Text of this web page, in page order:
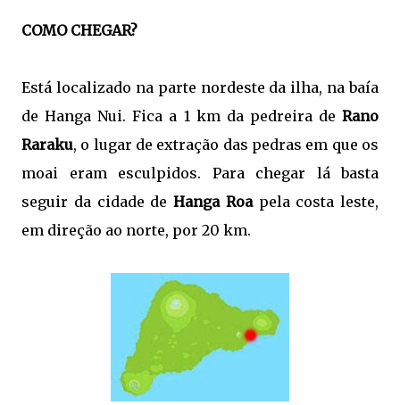
COMO CHEGAR?
Está localizado na parte nordeste da ilha, na baía
de Hanga Nui. Fica a 1 km da pedreira de Rano
Raraku, o lugar de extração das pedras em que os
moai eram esculpidos. Para chegar lá basta
seguir da cidade de Hanga Roapela costa leste,
em direção ao norte, por 20 km.